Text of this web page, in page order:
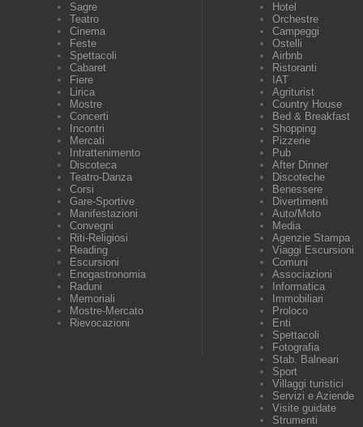
Sagre
Teatro
Cinema
Feste
Spettacoli
Cabaret
Fiere
Lirica
Mostre
Concerti
Incontri
Mercati
Intrattenimento
Discoteca
Teatro-Danza
Corsi
Gare-Sportive
Manifestazioni
Convegni
Riti-Religiosi
Reading
Escursioni
Enogastronomia
Raduni
Memoriali
Mostre-Mercato
Rievocazioni
Hotel
Orchestre
Campeggi
Ostelli
Airbnb
Ristoranti
IAT
Agriturist
Country House
Bed & Breakfast
Shopping
Pizzerie
Pub
After Dinner
Discoteche
Benessere
Divertimenti
Auto/Moto
Media
Agenzie Stampa
Viaggi Escursioni
Comuni
Associazioni
Informatica
Immobiliari
Proloco
Enti
Spettacoli
Fotografia
Stab. Balneari
Sport
Villaggi turistici
Servizi e Aziende
Visite guidate
Strumenti